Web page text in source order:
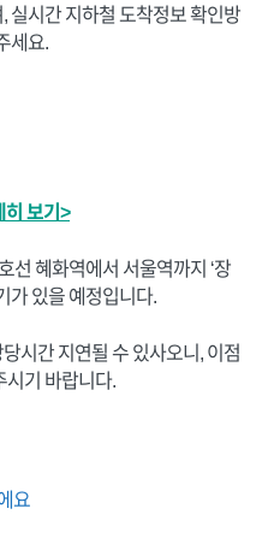
실시간 지하철 도착정보 확인방
세요.
히 보기>
선 혜화역에서 서울역까지 ‘장
가 있을 예정입니다.
시간 지연될 수 있사오니, 이점
시기 바랍니다.
요